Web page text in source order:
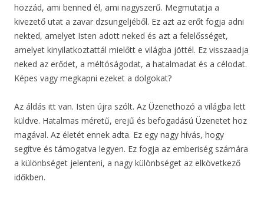
hozzád, ami benned él, ami nagyszerű. Megmutatja a
kivezető utat a zavar dzsungeljéből. Ez azt az erőt fogja adni
nekted, amelyet Isten adott neked és azt a felelősséget,
amelyet kinyilatkoztattál mielőtt e világba jöttél. Ez visszaadja
neked az erődet, a méltóságodat, a hatalmadat és a célodat.
Képes vagy megkapni ezeket a dolgokat?
Az áldás itt van. Isten újra szólt. Az Üzenethozó a világba lett
küldve. Hatalmas méretű, erejű és befogadású Üzenetet hoz
magával. Az életét ennek adta. Ez egy nagy hívás, hogy
segítve és támogatva legyen. Ez fogja az emberiség számára
a különbséget jelenteni, a nagy különbséget az elkövetkező
időkben.